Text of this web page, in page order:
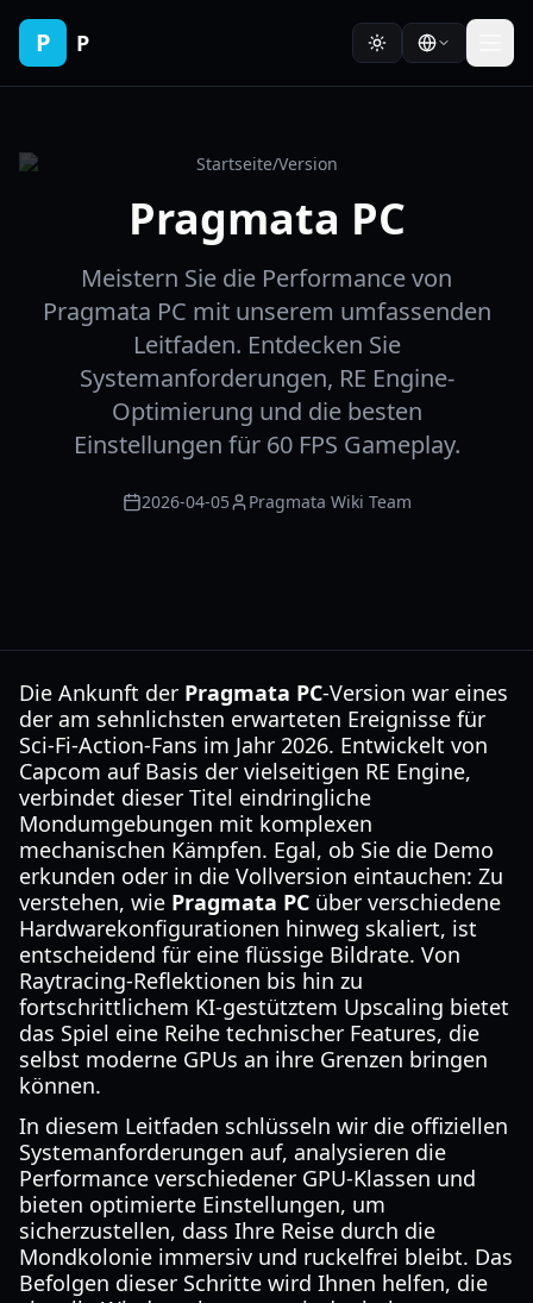
P P
Startseite/Version
Pragmata PC
Meistern Sie die Performance von
Pragmata PC mit unserem umfassenden
Leitfaden. Entdecken Sie
Systemanforderungen, RE Engine-
Optimierung und die besten
Einstellungen für 60 FPS Gameplay.
2026-04-05 Pragmata Wiki Team
Die Ankunft der Pragmata PC-Version war eines
der am sehnlichsten erwarteten Ereignisse für
Sci-Fi-Action-Fans im Jahr 2026. Entwickelt von
Capcom auf Basis der vielseitigen RE Engine,
verbindet dieser Titel eindringliche
Mondumgebungen mit komplexen
mechanischen Kämpfen. Egal, ob Sie die Demo
erkunden oder in die Vollversion eintauchen: Zu
verstehen, wie Pragmata PC über verschiedene
Hardwarekonfigurationen hinweg skaliert, ist
entscheidend für eine flüssige Bildrate. Von
Raytracing-Reflektionen bis hin zu
fortschrittlichem KI-gestütztem Upscaling bietet
das Spiel eine Reihe technischer Features, die
selbst moderne GPUs an ihre Grenzen bringen
können.
In diesem Leitfaden schlüsseln wir die offiziellen
Systemanforderungen auf, analysieren die
Performance verschiedener GPU-Klassen und
bieten optimierte Einstellungen, um
sicherzustellen, dass Ihre Reise durch die
Mondkolonie immersiv und ruckelfrei bleibt. Das
Befolgen dieser Schritte wird Ihnen helfen, die